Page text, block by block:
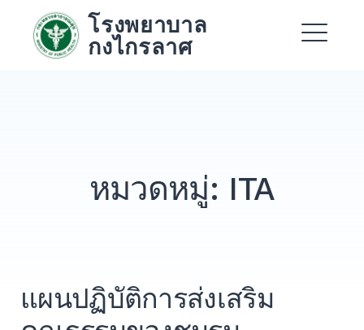
content
โรงพยาบาล
กงไกรลาศ
หมวดหมู่: ITA
แผนปฏิบัติการส่งเสริม